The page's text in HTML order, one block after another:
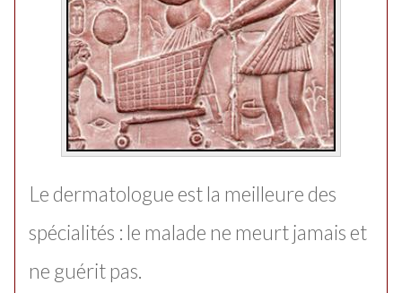
Le dermatologue est la meilleure des
spécialités : le malade ne meurt jamais et
ne guérit pas.